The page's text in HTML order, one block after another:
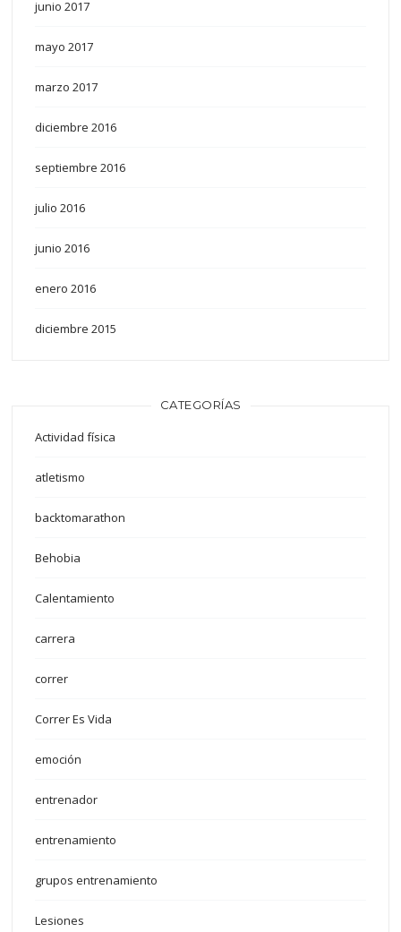
junio 2017
mayo 2017
marzo 2017
diciembre 2016
septiembre 2016
julio 2016
junio 2016
enero 2016
diciembre 2015
CATEGORÍAS
Actividad física
atletismo
backtomarathon
Behobia
Calentamiento
carrera
correr
Correr Es Vida
emoción
entrenador
entrenamiento
grupos entrenamiento
Lesiones